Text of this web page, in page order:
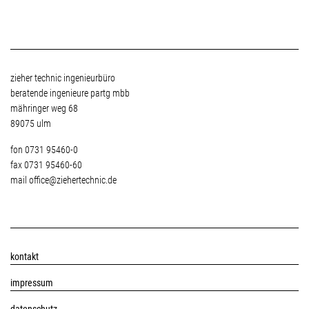
zieher technic ingenieurbüro
beratende ingenieure partg mbb
mähringer weg 68
89075 ulm
fon 0731 95460-0
fax 0731 95460-60
mail office@ziehertechnic.de
kontakt
impressum